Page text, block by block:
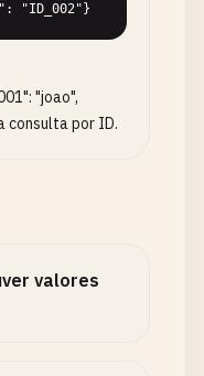
"ID_002"}
"joao",
consulta por ID.
valores